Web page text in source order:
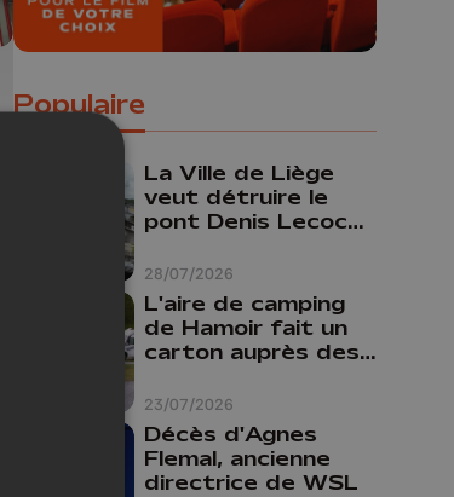
Populaire
28/07/2026
La Ville de Liège
veut détruire le
pont Denis Lecocq
budget pour le
faire
23/07/2026
L'aire de camping
de Hamoir fait un
carton auprès des
Décès d'Agnes
Flemal, ancienne
directrice de WSL